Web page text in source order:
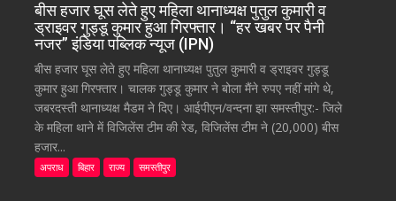
बीस हजार घूस लेते हुए महिला थानाध्यक्ष पुतुल कुमारी व
ड्राइवर गुड्डू कुमार हुआ गिरफ्तार। “हर खबर पर पैनी
नजर” इंडिया पब्लिक न्यूज (IPN)
बीस हजार घूस लेते हुए महिला थानाध्यक्ष पुतुल कुमारी व ड्राइवर गुड्डू
कुमार हुआ गिरफ्तार। चालक गुड्डू कुमार ने बोला मैंने रुपए नहीं मांगे थे,
जबरदस्ती थानाध्यक्ष मैडम ने दिए। आईपीएन/वन्दना झा समस्तीपुर:- जिले
के महिला थाने में विजिलेंस टीम की रेड, विजिलेंस टीम ने (20,000) बीस
हजार...
अपराध बिहार राज्य समस्तीपुर